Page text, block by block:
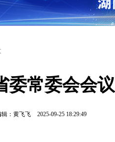
委常委会会议
辑：黄飞飞 2025-09-25 18:29:49